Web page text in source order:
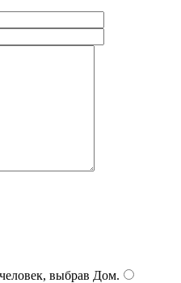
выбрав Дом.